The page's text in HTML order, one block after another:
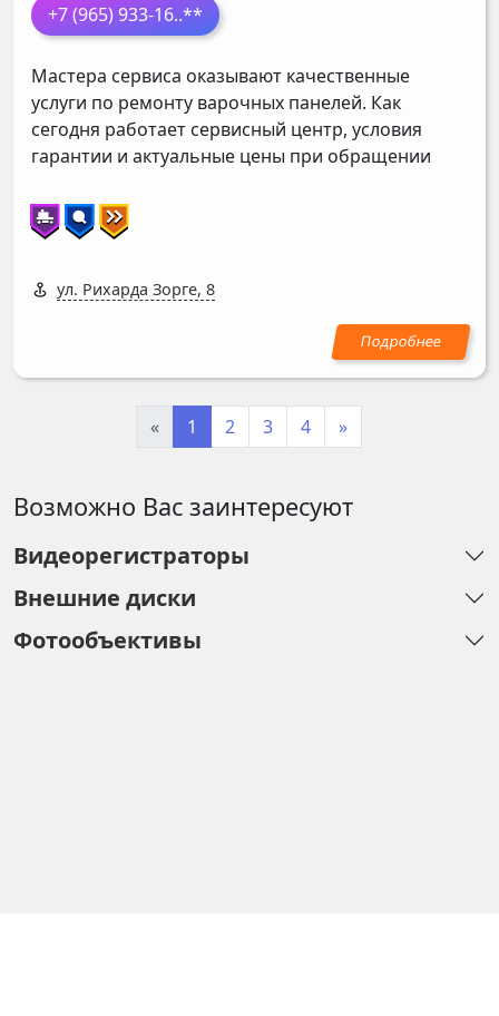
+7 (965) 933-16..**
Мастера сервиса оказывают качественные
услуги по ремонту варочных панелей. Как
сегодня работает сервисный центр, условия
гарантии и актуальные цены при обращении
ул. Рихарда Зорге, 8
« 1 2 3 4 »
Возможно Вас заинтересуют
Видеорегистраторы
Внешние диски
Фотообъективы